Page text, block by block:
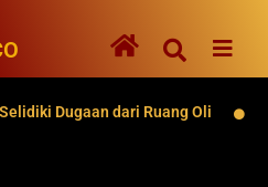
Dugaan dari Ruang Oli 62